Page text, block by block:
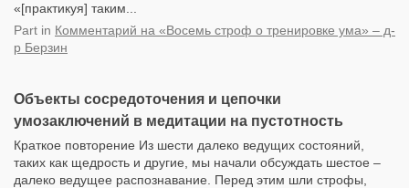
«[практикуя] таким...
Part in Комментарий на «Восемь строф о тренировке ума» – д-
р Берзин
Объекты сосредоточения и цепочки
умозаключений в медитации на пустотность
Краткое повторение Из шести далеко ведущих состояний,
таких как щедрость и другие, мы начали обсуждать шестое –
далеко ведущее распознавание. Перед этим шли строфы,